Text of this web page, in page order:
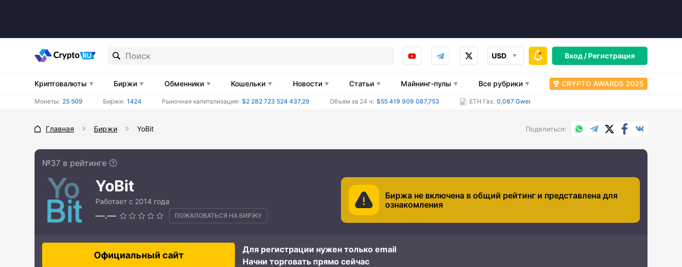
USD Вход /Регистрация
Криптовалюты Биржи Обменники Кошельки Новости Статьи Майнинг-пулы Все рубрики CRYPTO AWARDS 2025
Монеты: 25 509 Биржи: 1424 Рыночная капитализация: $2 282 723 524 437,29 Объем за 24 ч: $55 419 909 087,753 ETH Газ: 0,087 Gwei
Главная Биржи YoBit Поделиться WhatsApp
TelegramX.comFacebook
№37 в рейтинге
YoBit
Работает с 2014 года
—.— ПОЖАЛОВАТЬСЯ НА БИРЖУ
Биржа не включена в общий рейтинг и представлена для
ознакомления
Официальный сайт
Для регистрации нужен только email
Начни торговать прямо сейчас